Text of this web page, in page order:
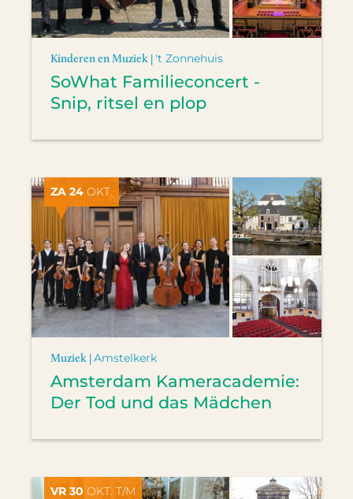
Kinderen en Muziek | 't Zonnehuis
SoWhat Familieconcert -
Snip, ritsel en plop
ZA 24 OKT.
Muziek |Amstelkerk
Amsterdam Kameracademie:
Der Tod und das Mädchen
VR 30 OKT. T/M